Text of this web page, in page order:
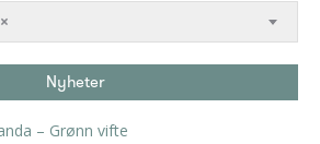
×
Nyheter
– Grønn vifte